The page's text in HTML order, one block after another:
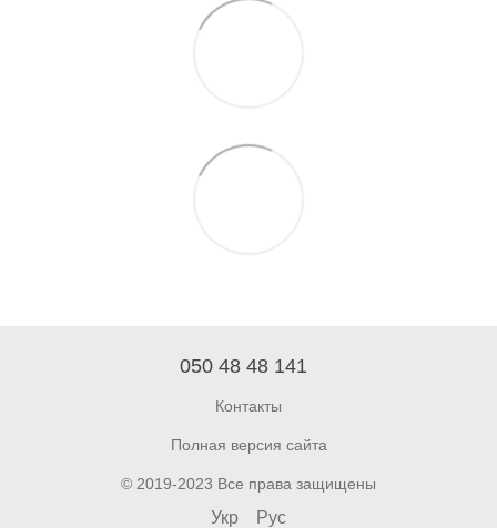
050 48 48 141
Контакты
Полная версия сайта
© 2019-2023 Все права защищены
Укр Рус